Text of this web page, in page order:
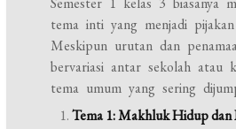
tema inti yang menjadi pijakan
Meskipun urutan dan
bervariasi antar sekolah atau
tema umum yang sering
Tema 1: Makhluk Hidup dan